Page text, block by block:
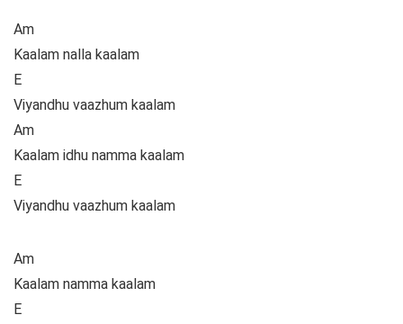
Am
Kaalam nalla kaalam
E
Viyandhu vaazhum kaalam
Am
Kaalam idhu namma kaalam
E
Viyandhu vaazhum kaalam
Am
Kaalam namma kaalam
E